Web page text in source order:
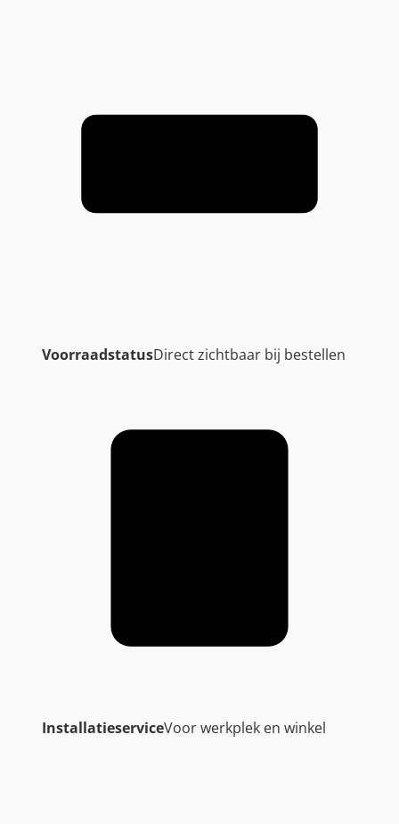
VoorraadstatusDirect zichtbaar bij bestellen
InstallatieserviceVoor werkplek en winkel